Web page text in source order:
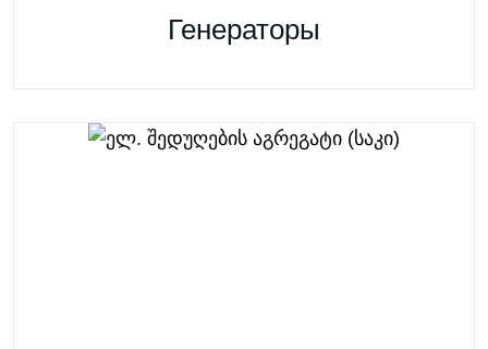
Генераторы